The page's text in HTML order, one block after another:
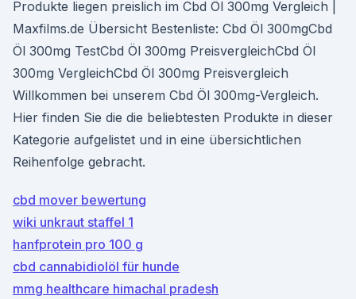
Produkte liegen preislich im Cbd Öl 300mg Vergleich |
Maxfilms.de Übersicht Bestenliste: Cbd Öl 300mgCbd
Öl 300mg TestCbd Öl 300mg PreisvergleichCbd Öl
300mg VergleichCbd Öl 300mg Preisvergleich
Willkommen bei unserem Cbd Öl 300mg-Vergleich.
Hier finden Sie die die beliebtesten Produkte in dieser
Kategorie aufgelistet und in eine übersichtlichen
Reihenfolge gebracht.
cbd mover bewertung
wiki unkraut staffel 1
hanfprotein pro 100 g
cbd cannabidiolöl für hunde
mmg healthcare himachal pradesh